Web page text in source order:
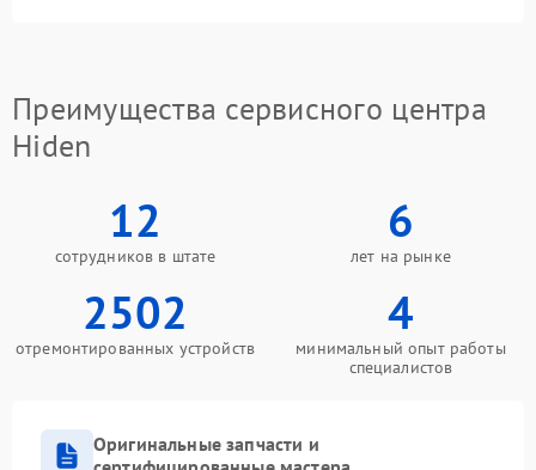
Преимущества сервисного центра
Hiden
12
сотрудников в штате
6
лет на рынке
2502
отремонтированных устройств
4
минимальный опыт работы
специалистов
Оригинальные запчасти и